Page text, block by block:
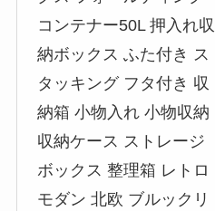
コンテナー50L 押入れ収
納ボックス ふた付き ス
タッキング フタ付き 収
納箱 小物入れ 小物収納
収納ケース ストレージ
ボックス 整理箱 レトロ
モダン 北欧 ブルックリ